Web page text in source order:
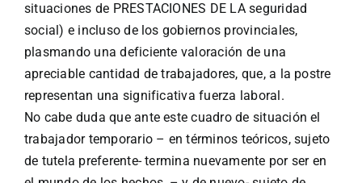
situaciones de PRESTACIONES DE LA seguridad
social) e incluso de los gobiernos provinciales,
plasmando una deficiente valoración de una
apreciable cantidad de trabajadores, que, a la postre
representan una significativa fuerza laboral.
No cabe duda que ante este cuadro de situación el
trabajador temporario – en términos teóricos, sujeto
de tutela preferente- termina nuevamente por ser en